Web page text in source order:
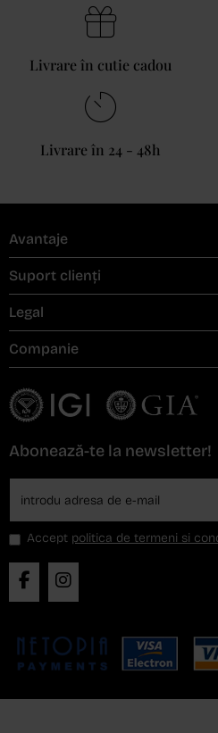
Livrare în cutie cadou
Livrare în 24 - 48h
Avantaje
Suport clienți
Legal
Companie
Abonează-te la newsletter!
Accept politica de termeni si